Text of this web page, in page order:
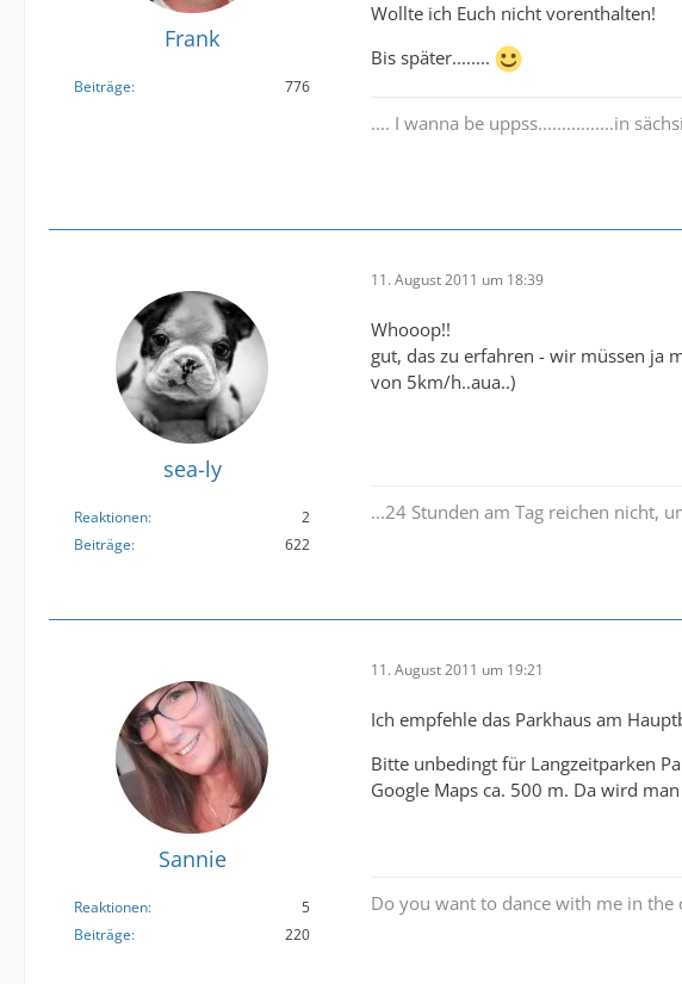
Frank
Beiträge 776
Wollte ich Euch nicht vorenthalten!
Bis später........
.... I wanna be uppss................in
sea-ly
Reaktionen
2
Beiträge
622
11. August 2011 um 18:39
Whooop!!
gut, das zu erfahren - wir müssen ja
von 5km/h..aua..)
...24 Stunden am Tag reichen nicht,
Sannie
Reaktionen
5
Beiträge
220
11. August 2011 um 19:21
Ich empfehle das Parkhaus am
Bitte unbedingt für Langzeitparken
Google Maps ca. 500 m. Da wird
Do you want to dance with me in the